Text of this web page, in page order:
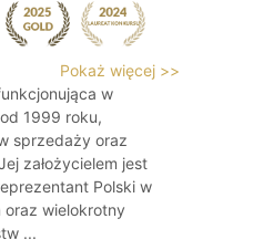
Pokaż więcej >>
w
1999 roku,
sprzedaży oraz
założycielem jest
Polski w
oraz wielokrotny
...